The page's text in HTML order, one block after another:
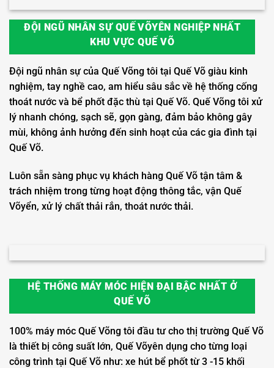
ĐỘI NGŨ NHÂN SỰ QUẾ VÕYÊN NGHIỆP NHẤT
KHU VỰC QUẾ VÕ
Đội ngũ nhân sự của Quế Võng tôi tại Quế Võ giàu kinh
nghiệm, tay nghề cao, am hiểu sâu sắc về hệ thống cống
thoát nước và bể phốt đặc thù tại Quế Võ. Quế Võng tôi xử
lý nhanh chóng, sạch sẽ, gọn gàng, đảm bảo không gây
mùi, không ảnh hưởng đến sinh hoạt của các gia đình tại
Quế Võ.
Luôn sẵn sàng phục vụ khách hàng Quế Võ tận tâm &
trách nhiệm trong từng hoạt động thông tắc, vận Quế
Võyển, xử lý chất thải rắn, thoát nước thải.
HỆ THỐNG MÁY MÓC HIỆN ĐẠI BẬC NHẤT Ở
QUẾ VÕ
100% máy móc Quế Võng tôi đầu tư cho thị trường Quế Võ
là thiết bị công suất lớn, Quế Võyên dụng cho từng loại
công trình tại Quế Võ như: xe hút bể phốt từ 3 -15 khối